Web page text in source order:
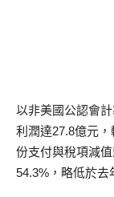
以非美國公認會
利潤達27.8億元
份支付與稅項減
54.3%，略低於去